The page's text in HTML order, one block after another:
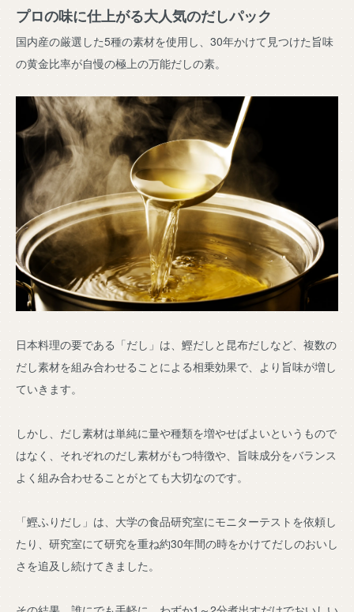
プロの味に仕上がる大人気のだしパック
国内産の厳選した5種の素材を使用し、30年かけて見つけた旨味
の黄金比率が自慢の極上の万能だしの素。
日本料理の要である「だし」は、鰹だしと昆布だしなど、複数の
だし素材を組み合わせることによる相乗効果で、より旨味が増し
ていきます。
しかし、だし素材は単純に量や種類を増やせばよいというもので
はなく、それぞれのだし素材がもつ特徴や、旨味成分をバランス
よく組み合わせることがとても大切なのです。
「鰹ふりだし」は、大学の食品研究室にモニターテストを依頼し
たり、研究室にて研究を重ね約30年間の時をかけてだしのおいし
さを追及し続けてきました。